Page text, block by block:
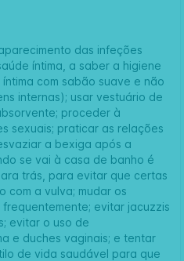
das infeções
íntima, a saber a higiene
com sabão suave e não
internas); usar vestuário de
proceder à
sexuais; praticar as relações
a bexiga após a
se vai à casa de banho é
trás, para evitar que certas
com a vulva; mudar os
evitar jacuzzis
evitar o uso de
e duches vaginais; e tentar
de vida saudável para que